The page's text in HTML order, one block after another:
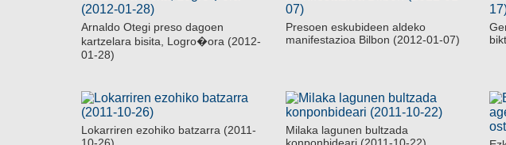
Arnaldo Otegi preso dagoen
kartzelara bisita, Logro�ora (2012-
01-28)
Presoen eskubideen aldeko
manifestazioa Bilbon (2012-01-07)
Lokarriren ezohiko batzarra (2011-
Milaka lagunen bultzada